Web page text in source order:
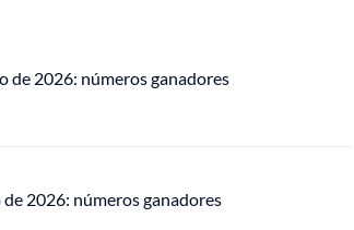
de 2026: números ganadores
2026: números ganadores